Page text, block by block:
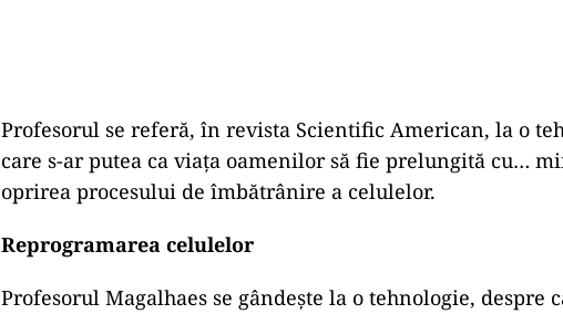
Profesorul se referă, în revista Scientific American, la o
care s-ar putea ca viața oamenilor să fie prelungită cu…
oprirea procesului de îmbătrânire a celulelor.
Reprogramarea celulelor
Profesorul Magalhaes se gândește la o tehnologie, despre